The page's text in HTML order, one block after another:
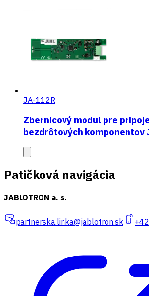
JA-112R
Zbernicový modul pre
bezdrôtových komponentov
Patičková navigácia
JABLOTRON a. s.
partnerska.linka@jablotron.sk